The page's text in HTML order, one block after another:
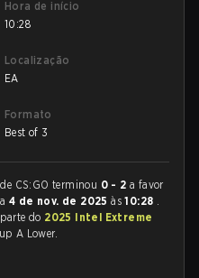
Hora de início
10:28
Localização
EA
Formato
Best of 3
CS:GO terminou 0 - 2 a favor
4 de nov. de 2025às10:28 .
do 2025 Intel Extreme
A Lower.